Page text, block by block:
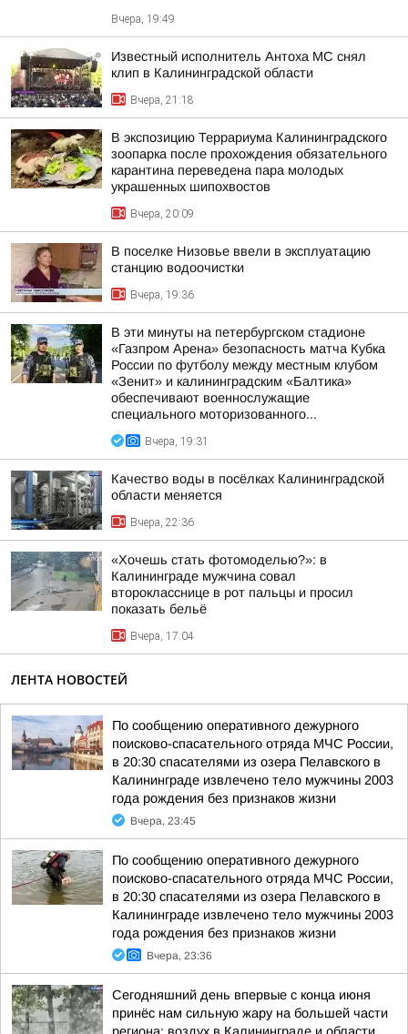
Вчера, 19:49
Известный исполнитель Антоха МС снял
клип в Калининградской области
Вчера, 21:18
В экспозицию Террариума Калининградского
зоопарка после прохождения обязательного
карантина переведена пара молодых
украшенных шипохвостов
Вчера, 20:09
В поселке Низовье ввели в эксплуатацию
станцию водоочистки
Вчера, 19:36
В эти минуты на петербургском стадионе
«Газпром Арена» безопасность матча Кубка
России по футболу между местным клубом
«Зенит» и калининградским «Балтика»
обеспечивают военнослужащие
специального моторизованного...
Вчера, 19:31
Качество воды в посёлках Калининградской
области меняется
Вчера, 22:36
«Хочешь стать фотомоделью?»: в
Калининграде мужчина совал
второкласснице в рот пальцы и просил
показать бельё
Вчера, 17:04
ЛЕНТА НОВОСТЕЙ
По сообщению оперативного дежурного
поисково-спасательного отряда МЧС России,
в 20:30 спасателями из озера Пелавского в
Калининграде извлечено тело мужчины 2003
года рождения без признаков жизни
Вчера, 23:45
По сообщению оперативного дежурного
поисково-спасательного отряда МЧС России,
в 20:30 спасателями из озера Пелавского в
Калининграде извлечено тело мужчины 2003
года рождения без признаков жизни
Вчера, 23:36
Сегодняшний день впервые с конца июня
принёс нам сильную жару на большей части